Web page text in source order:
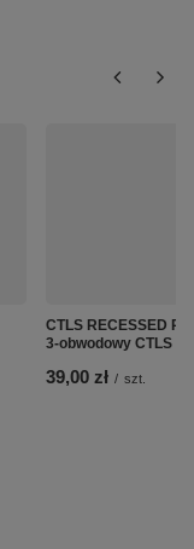
CTLS RECESSED
3-obwodowy CTLS
39,00 zł / szt.